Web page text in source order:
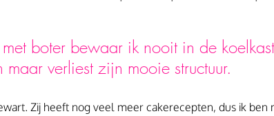
boter bewaar ik nooit in de
verliest zijn mooie structuur.
Zij heeft nog veel meer cakerecepten, dus ik ben